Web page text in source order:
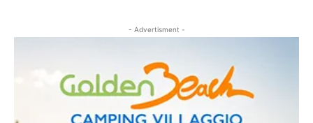
- Advertisment -